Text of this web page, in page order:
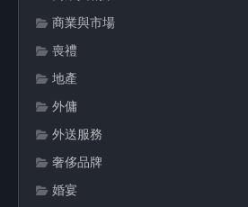
商業與市場
喪禮
地產
外傭
外送服務
奢侈品牌
婚宴